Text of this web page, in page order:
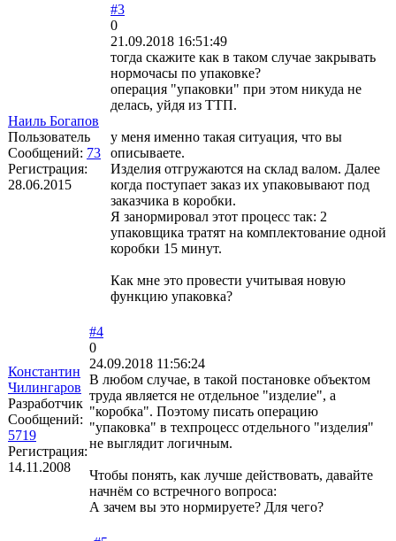
Наиль Богапов
Пользователь
Сообщений: 73
Регистрация:
28.06.2015
#3
0
21.09.2018 16:51:49
тогда скажите как в таком случае закрывать
нормочасы по упаковке?
операция "упаковки" при этом никуда не
делась, уйдя из ТТП.
у меня именно такая ситуация, что вы
описываете.
Изделия отгружаются на склад валом. Далее
когда поступает заказ их упаковывают под
заказчика в коробки.
Я занормировал этот процесс так: 2
упаковщика тратят на комплектование одной
коробки 15 минут.
Как мне это провести учитывая новую
функцию упаковка?
Константин
Чилингаров
Разработчик
Сообщений:
5719
Регистрация:
14.11.2008
#4
0
24.09.2018 11:56:24
В любом случае, в такой постановке объектом
труда является не отдельное "изделие", а
"коробка". Поэтому писать операцию
"упаковка" в техпроцесс отдельного "изделия"
не выглядит логичным.
Чтобы понять, как лучше действовать, давайте
начнём со встречного вопроса:
А зачем вы это нормируете? Для чего?